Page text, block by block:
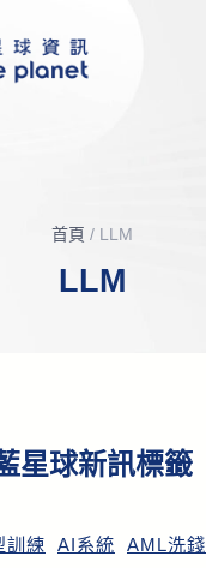
首頁 / LLM
LLM
星球新訊標籤
訓練 AI系統 AML洗錢